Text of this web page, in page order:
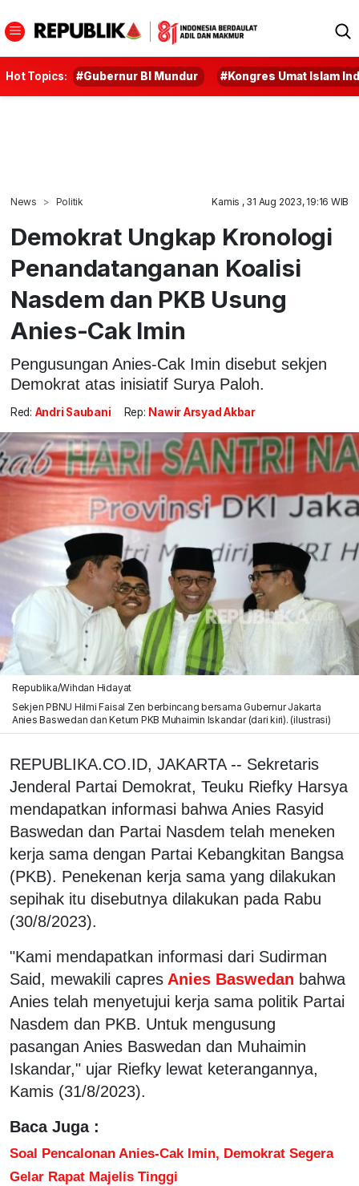
Hot Topics: #Gubernur BI Mundur #Kongres Umat Islam
News Politik Kamis , 31 Aug 2023, 19:16 WIB
Demokrat Ungkap Kronologi
Penandatanganan Koalisi
Nasdem dan PKB Usung
Anies-Cak Imin
Pengusungan Anies-Cak Imin disebut sekjen
Demokrat atas inisiatif Surya Paloh.
Red: Andri Saubani Rep: Nawir Arsyad Akbar
Republika/Wihdan Hidayat
Sekjen PBNU Hilmi Faisal Zen berbincang bersama Gubernur Jakarta
Anies Baswedan dan Ketum PKB Muhaimin Iskandar (dari kiri). (ilustrasi)
REPUBLIKA.CO.ID, JAKARTA -- Sekretaris
Jenderal Partai Demokrat, Teuku Riefky Harsya
mendapatkan informasi bahwa Anies Rasyid
Baswedan dan Partai Nasdem telah meneken
kerja sama dengan Partai Kebangkitan Bangsa
(PKB). Penekenan kerja sama yang dilakukan
sepihak itu disebutnya dilakukan pada Rabu
(30/8/2023).
"Kami mendapatkan informasi dari Sudirman
Said, mewakili capres Anies Baswedan bahwa
Anies telah menyetujui kerja sama politik Partai
Nasdem dan PKB. Untuk mengusung
pasangan Anies Baswedan dan Muhaimin
Iskandar," ujar Riefky lewat keterangannya,
Kamis (31/8/2023).
Baca Juga :
Soal Pencalonan Anies-Cak Imin, Demokrat Segera
Gelar Rapat Majelis Tinggi